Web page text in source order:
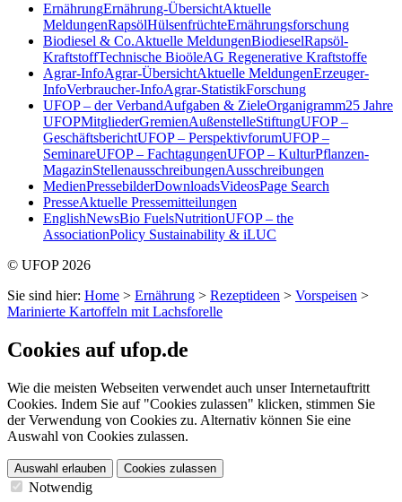
ErnährungErnährung-ÜbersichtAktuelle
MeldungenRapsölHülsenfrüchteErnährungsforschung
Biodiesel & Co.Aktuelle MeldungenBiodieselRapsöl-
KraftstoffTechnische BioöleAG Regenerative Kraftstoffe
Agrar-InfoAgrar-ÜbersichtAktuelle MeldungenErzeuger-
InfoVerbraucher-InfoAgrar-StatistikForschung
UFOP – der VerbandAufgaben & ZieleOrganigramm25 Jahre
UFOPMitgliederGremienAußenstelleStiftungUFOP –
GeschäftsberichtUFOP – PerspektivforumUFOP –
SeminareUFOP – FachtagungenUFOP – KulturPflanzen-
MagazinStellenausschreibungenAusschreibungen
MedienPressebilderDownloadsVideosPage Search
PresseAktuelle Pressemitteilungen
EnglishNewsBio FuelsNutritionUFOP – the
AssociationPolicy Sustainability & iLUC
© UFOP 2026
Sie sind hier: Home > Ernährung > Rezeptideen > Vorspeisen >
Marinierte Kartoffeln mit Lachsforelle
Cookies auf ufop.de
Wie die meisten Webseiten verwendet auch unser Internetauftritt
Cookies. Indem Sie auf "Cookies zulassen" klicken, stimmen Sie
der Verwendung von Cookies zu. Alternativ können Sie eine
Auswahl von Cookies zulassen.
Auswahl erlauben Cookies zulassen
Notwendig